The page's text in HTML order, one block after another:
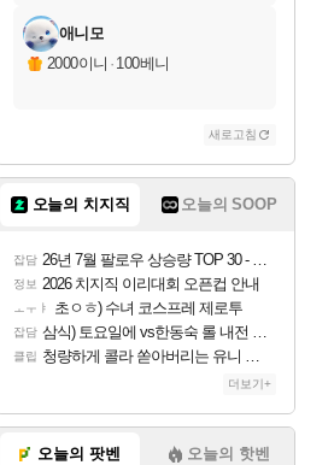
애니모
2000이니 · 100베니
새로고침
오늘의 치지직 오늘의 SOOP
잡담 26년 7월 팔로우 상승량 TOP 30 - 월간 치지직
정보 2026 치지직 이리대회 오픈컵 안내
ㅗㅜㅑ 초ㅇㅎ) 수녀 코스프레 제로투
잡담 삼식) 토요일에 vs한동숙 롤 내전 예정
클립 청량하게 콜라 쏟아버리는 유니 ㅋㅋㅋ
더보기+
오늘의 팟벤 오늘의 핫벤